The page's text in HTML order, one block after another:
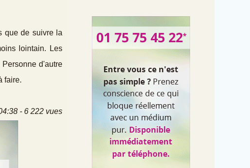
que de suivre la
lointain. Les
d'autre
faire.
- 6 222 vues